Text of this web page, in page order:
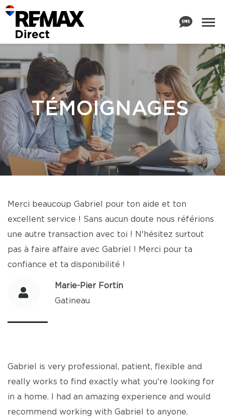
TÉMOIGNAGES
Merci beaucoup Gabriel pour ton aide et ton
excellent service ! Sans aucun doute nous référions
une autre transaction avec toi ! N'hésitez surtout
pas à faire affaire avec Gabriel ! Merci pour ta
confiance et ta disponibilité !
Marie-Pier Fortin
Gatineau
Gabriel is very professional, patient, flexible and
really works to find exactly what you're looking for
in a home. I had an amazing experience and would
recommend working with Gabriel to anyone.